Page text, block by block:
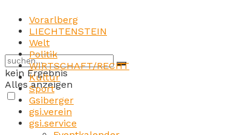
kein Ergebnis
Alles anzeigen
Vorarlberg
LIECHTENSTEIN
Welt
Politik
WIRTSCHAFT/RECHT
Kultur
Sport
Gsiberger
gsi.verein
gsi.service